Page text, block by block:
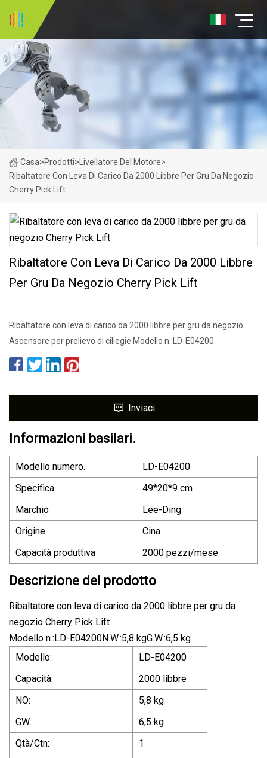
Casa>Prodotti> Livellatore Del Motore>
Ribaltatore Con Leva Di Carico Da 2000 Libbre Per Gru Da Negozio
Cherry Pick Lift
Ribaltatore Con Leva Di Carico Da 2000 Libbre
Per Gru Da Negozio Cherry Pick Lift
Ribaltatore con leva di carico da 2000 libbre per gru da negozio
Ascensore per prelievo di ciliegie Modello n.:LD-E04200
Inviaci
Informazioni basilari.
Modello numero.
LD-E04200
Specifica
49*20*9 cm
Marchio
Lee-Ding
Origine
Cina
Capacità produttiva
2000 pezzi/mese
Descrizione del prodotto
Ribaltatore con leva di carico da 2000 libbre per gru da
negozio Cherry Pick Lift
Modello n.:LD-E04200N.W.:5,8 kgG.W.:6,5 kg
Modello:
LD-E04200
Capacità:
2000 libbre
NO:
5,8 kg
GW:
6,5 kg
Qtà/Ctn:
1